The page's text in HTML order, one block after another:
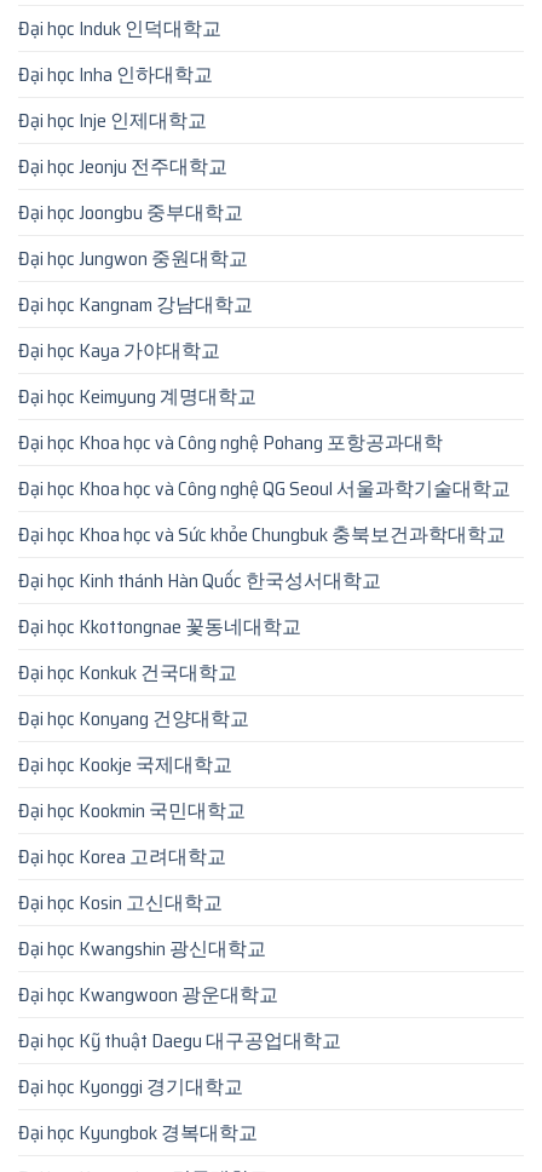
Đại học Induk 인덕대학교
Đại học Inha 인하대학교
Đại học Inje 인제대학교
Đại học Jeonju 전주대학교
Đại học Joongbu 중부대학교
Đại học Jungwon 중원대학교
Đại học Kangnam 강남대학교
Đại học Kaya 가야대학교
Đại học Keimyung 계명대학교
Đại học Khoa học và Công nghệ Pohang 포항공과대학
Đại học Khoa học và Công nghệ QG Seoul 서울과학기술대학교
Đại học Khoa học và Sức khỏe Chungbuk 충북보건과학대학교
Đại học Kinh thánh Hàn Quốc 한국성서대학교
Đại học Kkottongnae 꽃동네대학교
Đại học Konkuk 건국대학교
Đại học Konyang 건양대학교
Đại học Kookje 국제대학교
Đại học Kookmin 국민대학교
Đại học Korea 고려대학교
Đại học Kosin 고신대학교
Đại học Kwangshin 광신대학교
Đại học Kwangwoon 광운대학교
Đại học Kỹ thuật Daegu 대구공업대학교
Đại học Kyonggi 경기대학교
Đại học Kyungbok 경복대학교